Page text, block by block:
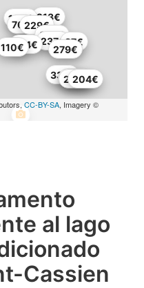
214€
213€
237€
286€
331€204€
180€
110€
70€
120€
87€
229€
396€
279€
CC-BY-SA, Imagery ©
al lago
Cassien